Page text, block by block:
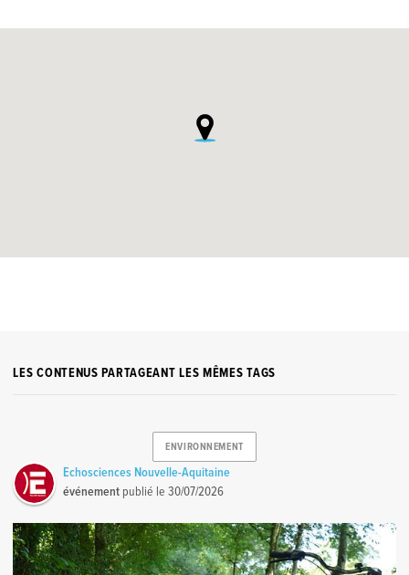
LES CONTENUS PARTAGEANT LES MÊMES TAGS
ENVIRONNEMENT
Echosciences Nouvelle-Aquitaine
événement publié le30/07/2026